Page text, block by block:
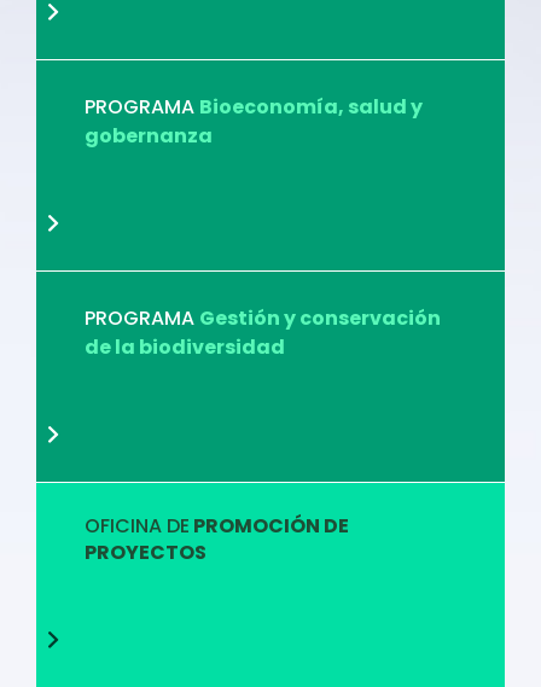
PROGRAMA Bioeconomía, salud y
gobernanza
PROGRAMA Gestión y conservación
de la biodiversidad
OFICINA DE PROMOCIÓN DE
PROYECTOS